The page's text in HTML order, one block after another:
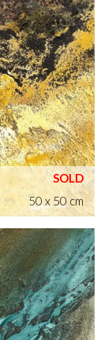
50 x 50 cm